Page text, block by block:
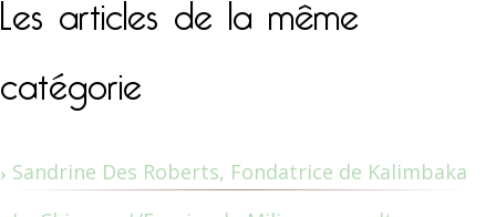
catégorie
Sandrine Des Roberts, Fondatrice de Kalimbaka